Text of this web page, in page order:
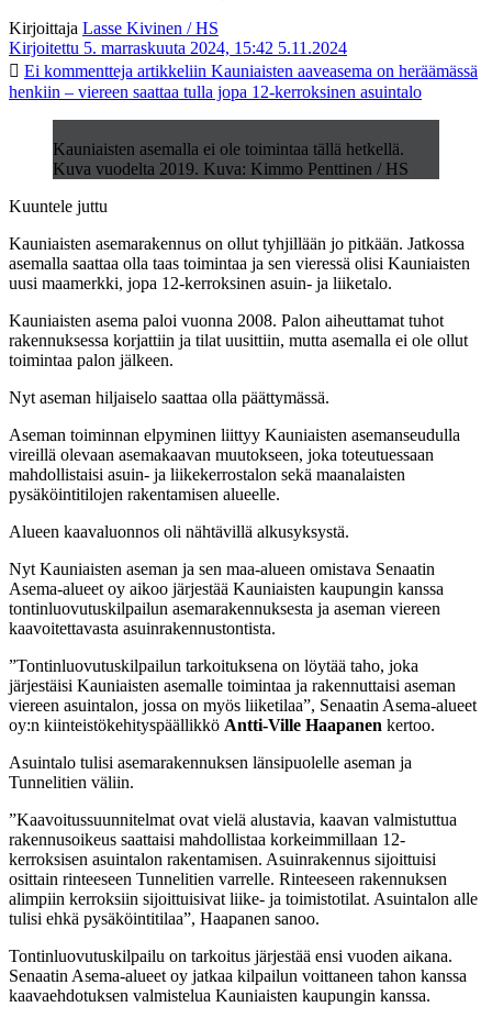
Kirjoittaja Lasse Kivinen / HS
Kirjoitettu 5. marraskuuta 2024, 15:42 5.11.2024
Ei kommentteja artikkeliin Kauniaisten aaveasema on heräämässä
henkiin – viereen saattaa tulla jopa 12-kerroksinen asuintalo
Kauniaisten asemalla ei ole toimintaa tällä hetkellä.
Kuva vuodelta 2019. Kuva: Kimmo Penttinen / HS
Kuuntele juttu
Kauniaisten asemarakennus on ollut tyhjillään jo pitkään. Jatkossa
asemalla saattaa olla taas toimintaa ja sen vieressä olisi Kauniaisten
uusi maamerkki, jopa 12-kerroksinen asuin- ja liiketalo.
Kauniaisten asema paloi vuonna 2008. Palon aiheuttamat tuhot
rakennuksessa korjattiin ja tilat uusittiin, mutta asemalla ei ole ollut
toimintaa palon jälkeen.
Nyt aseman hiljaiselo saattaa olla päättymässä.
Aseman toiminnan elpyminen liittyy Kauniaisten asemanseudulla
vireillä olevaan asemakaavan muutokseen, joka toteutuessaan
mahdollistaisi asuin- ja liikekerrostalon sekä maanalaisten
pysäköintitilojen rakentamisen alueelle.
Alueen kaavaluonnos oli nähtävillä alkusyksystä.
Nyt Kauniaisten aseman ja sen maa-alueen omistava Senaatin
Asema-alueet oy aikoo järjestää Kauniaisten kaupungin kanssa
tontinluovutuskilpailun asemarakennuksesta ja aseman viereen
kaavoitettavasta asuinrakennustontista.
”Tontinluovutuskilpailun tarkoituksena on löytää taho, joka
järjestäisi Kauniaisten asemalle toimintaa ja rakennuttaisi aseman
viereen asuintalon, jossa on myös liiketilaa”, Senaatin Asema-alueet
oy:n kiinteistökehityspäällikkö Antti-Ville Haapanen kertoo.
Asuintalo tulisi asemarakennuksen länsipuolelle aseman ja
Tunnelitien väliin.
”Kaavoitussuunnitelmat ovat vielä alustavia, kaavan valmistuttua
rakennusoikeus saattaisi mahdollistaa korkeimmillaan 12-
kerroksisen asuintalon rakentamisen. Asuinrakennus sijoittuisi
osittain rinteeseen Tunnelitien varrelle. Rinteeseen rakennuksen
alimpiin kerroksiin sijoittuisivat liike- ja toimistotilat. Asuintalon alle
tulisi ehkä pysäköintitilaa”, Haapanen sanoo.
Tontinluovutuskilpailu on tarkoitus järjestää ensi vuoden aikana.
Senaatin Asema-alueet oy jatkaa kilpailun voittaneen tahon kanssa
kaavaehdotuksen valmistelua Kauniaisten kaupungin kanssa.